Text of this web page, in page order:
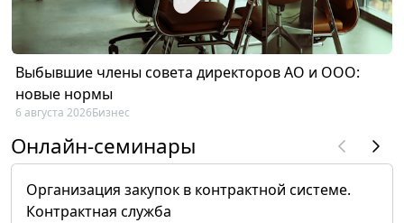
Выбывшие члены совета директоров АО и ООО:
новые нормы
6 августа 2026Бизнес
Онлайн-семинары
Организация закупок в контрактной системе.
Контрактная служба